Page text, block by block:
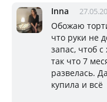
Inna
Обожаю
что руки не
запас, чтоб
так что 7
развелась.
купила и всё